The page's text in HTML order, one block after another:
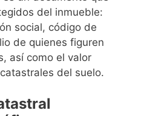
del inmueble:
social, código de
de quienes figuren
así como el valor
del suelo.